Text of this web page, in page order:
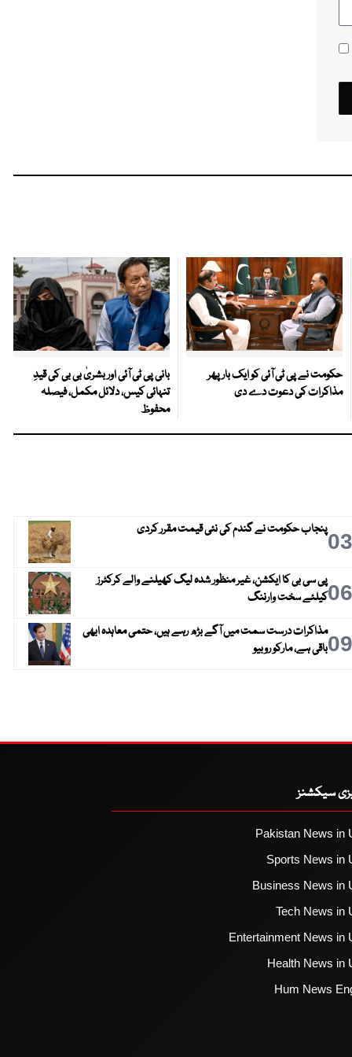
حکومت نے پی ٹی آئی کو ایک بارپھر
مذاکرات کی دعوت دے دی
بانی پی ٹی آئی اور بشریٰ بی بی کی قیدِ
تنہائی کیس، دلائل مکمل، فیصلہ
محفوظ
03پنجاب حکومت نے گندم کی نئی قیمت مقرر کردی
06پی سی بی کا ایکشن، غیر منظور شدہ لیگ کھیلنے والے کرکٹرز
کیلئے سخت وارننگ
09مذاکرات درست سمت میں آگے بڑھ رہے ہیں، حتمی معاہدہ ابھی
باقی ہے، مارکو روبیو
سیکشنز
Pakistan News in
Sports News in
Business News in
Tech News in
Entertainment News in
Health News in
Hum News